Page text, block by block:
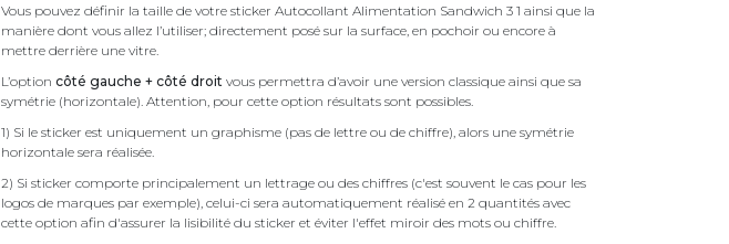
Vous pouvez définir la taille de votre sticker Autocollant Alimentation Sandwich 3 1 ainsi que la
manière dont vous allez l’utiliser; directement posé sur la surface, en pochoir ou encore à
mettre derrière une vitre.
L’option côté gauche + côté droit vous permettra d’avoir une version classique ainsi que sa
symétrie (horizontale). Attention, pour cette option résultats sont possibles.
1) Si le sticker est uniquement un graphisme (pas de lettre ou de chiffre), alors une symétrie
horizontale sera réalisée.
2) Si sticker comporte principalement un lettrage ou des chiffres (c'est souvent le cas pour les
logos de marques par exemple), celui-ci sera automatiquement réalisé en 2 quantités avec
cette option afin d'assurer la lisibilité du sticker et éviter l'effet miroir des mots ou chiffre.